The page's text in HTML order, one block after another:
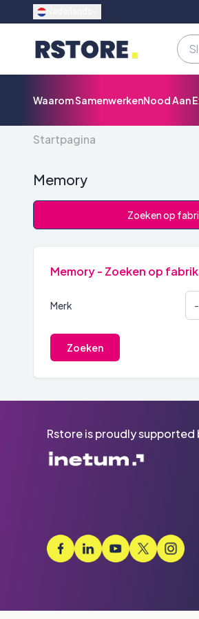
Waarom SamenwerkenNood Aan
Startpagina
Memory
Zoeken op
Memory - Zoeken op
Merk
Rstore is proudly supported